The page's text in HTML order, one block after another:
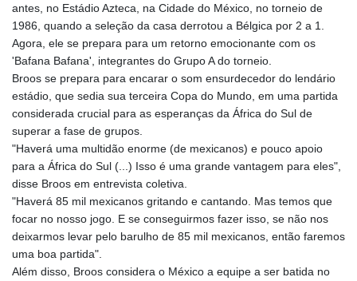
antes, no Estádio Azteca, na Cidade do México, no torneio de
1986, quando a seleção da casa derrotou a Bélgica por 2 a 1.
Agora, ele se prepara para um retorno emocionante com os
'Bafana Bafana', integrantes do Grupo A do torneio.
Broos se prepara para encarar o som ensurdecedor do lendário
estádio, que sedia sua terceira Copa do Mundo, em uma partida
considerada crucial para as esperanças da África do Sul de
superar a fase de grupos.
"Haverá uma multidão enorme (de mexicanos) e pouco apoio
para a África do Sul (...) Isso é uma grande vantagem para eles",
disse Broos em entrevista coletiva.
"Haverá 85 mil mexicanos gritando e cantando. Mas temos que
focar no nosso jogo. E se conseguirmos fazer isso, se não nos
deixarmos levar pelo barulho de 85 mil mexicanos, então faremos
uma boa partida".
Além disso, Broos considera o México a equipe a ser batida no